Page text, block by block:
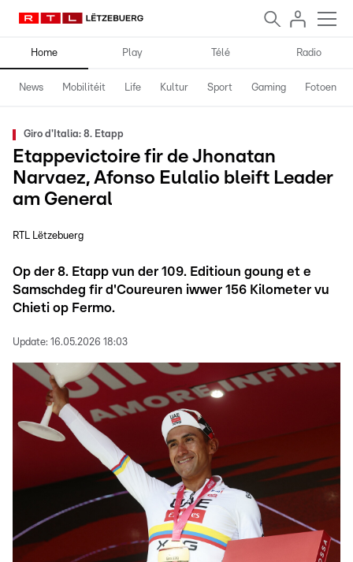
Home Play Télé Radio
News Mobilitéit Life Kultur Sport Gaming Fotoen
Giro d'Italia: 8. Etapp
Etappevictoire fir de Jhonatan
Narvaez, Afonso Eulalio bleift Leader
am General
RTL Lëtzebuerg
Op der 8. Etapp vun der 109. Editioun goung et e
Samschdeg fir d'Coureuren iwwer 156 Kilometer vu
Chieti op Fermo.
Update: 16.05.2026 18:03